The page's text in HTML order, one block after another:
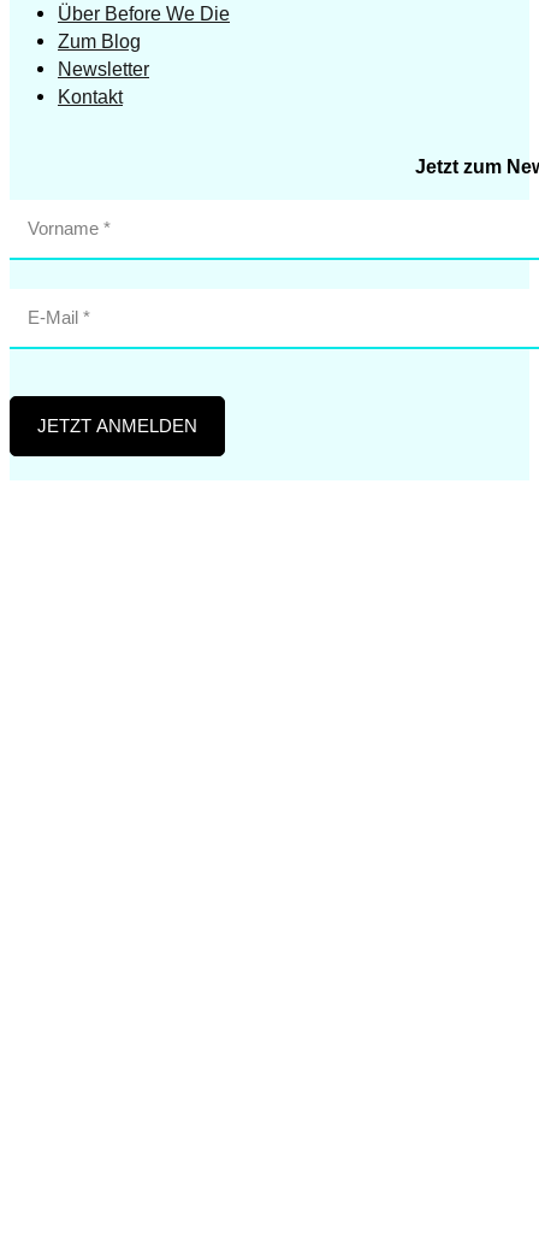
Über Before We Die
Zum Blog
Newsletter
Kontakt
Jetzt zum
JETZT ANMELDEN